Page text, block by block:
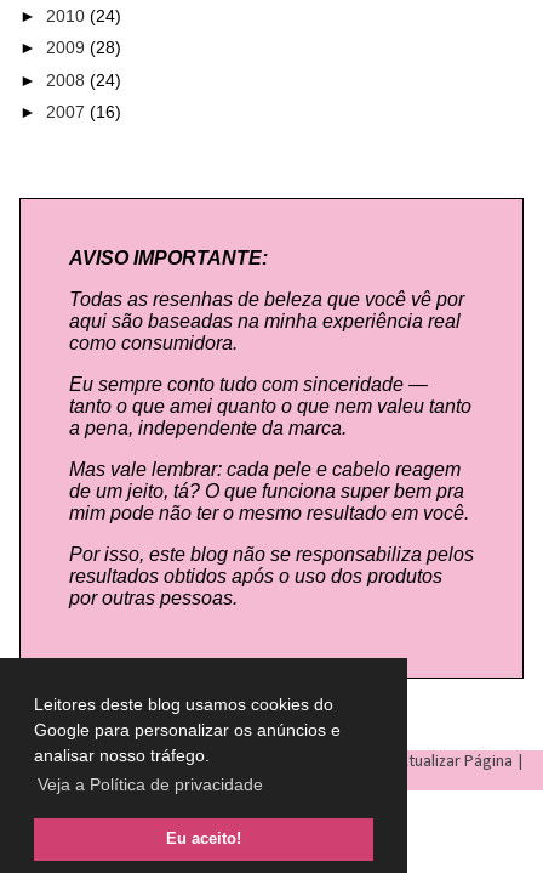
Leitores deste blog usamos cookies do
Google para personalizar os anúncios e
analisar nosso tráfego.
Veja a Política de privacidade
Eu aceito!
► 2010 (24)
► 2009 (28)
► 2008 (24)
► 2007 (16)
AVISO IMPORTANTE:
Todas as resenhas de beleza que você vê por
aqui são baseadas na minha experiência real
como consumidora.
Eu sempre conto tudo com sinceridade —
tanto o que amei quanto o que nem valeu tanto
a pena, independente da marca.
Mas vale lembrar: cada pele e cabelo reagem
de um jeito, tá? O que funciona super bem pra
mim pode não ter o mesmo resultado em você.
Por isso, este blog não se responsabiliza pelos
resultados obtidos após o uso dos produtos
por outras pessoas.
LULU ON THE SKY - Todos os direitos reservados © | Atualizar Página